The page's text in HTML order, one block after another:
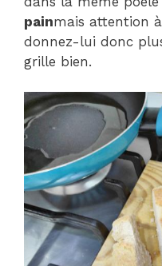
painmais attention
donnez-lui donc
grille bien.